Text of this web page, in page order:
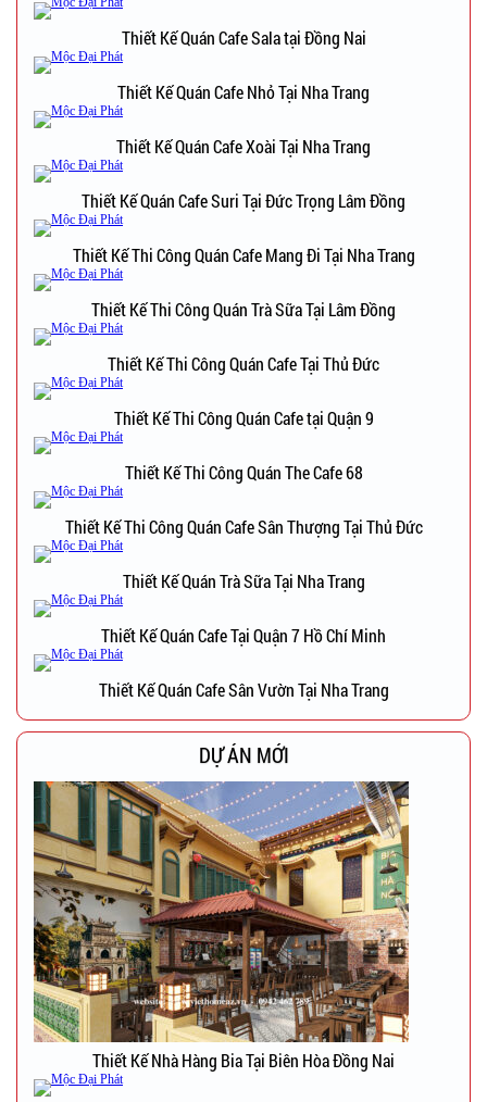
Thiết Kế Quán Cafe Sala tại Đồng Nai
Thiết Kế Quán Cafe Nhỏ Tại Nha Trang
Thiết Kế Quán Cafe Xoài Tại Nha Trang
Thiết Kế Quán Cafe Suri Tại Đức Trọng Lâm Đồng
Thiết Kế Thi Công Quán Cafe Mang Đi Tại Nha Trang
Thiết Kế Thi Công Quán Trà Sữa Tại Lâm Đồng
Thiết Kế Thi Công Quán Cafe Tại Thủ Đức
Thiết Kế Thi Công Quán Cafe tại Quận 9
Thiết Kế Thi Công Quán The Cafe 68
Thiết Kế Thi Công Quán Cafe Sân Thượng Tại Thủ Đức
Thiết Kế Quán Trà Sữa Tại Nha Trang
Thiết Kế Quán Cafe Tại Quận 7 Hồ Chí Minh
Thiết Kế Quán Cafe Sân Vườn Tại Nha Trang
DỰ ÁN MỚI
Thiết Kế Nhà Hàng Bia Tại Biên Hòa Đồng Nai